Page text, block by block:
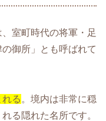
室町時代の将軍・足
御所」とも呼ばれて
る 。境内は非常に穏
る隠れた名所です。